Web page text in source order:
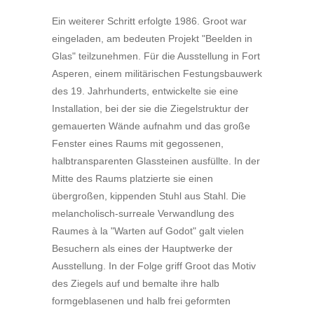
Ein weiterer Schritt erfolgte 1986. Groot war
eingeladen, am bedeuten Projekt "Beelden in
Glas" teilzunehmen. Für die Ausstellung in Fort
Asperen, einem militärischen Festungsbauwerk
des 19. Jahrhunderts, entwickelte sie eine
Installation, bei der sie die Ziegelstruktur der
gemauerten Wände aufnahm und das große
Fenster eines Raums mit gegossenen,
halbtransparenten Glassteinen ausfüllte. In der
Mitte des Raums platzierte sie einen
übergroßen, kippenden Stuhl aus Stahl. Die
melancholisch-surreale Verwandlung des
Raumes à la "Warten auf Godot" galt vielen
Besuchern als eines der Hauptwerke der
Ausstellung. In der Folge griff Groot das Motiv
des Ziegels auf und bemalte ihre halb
formgeblasenen und halb frei geformten